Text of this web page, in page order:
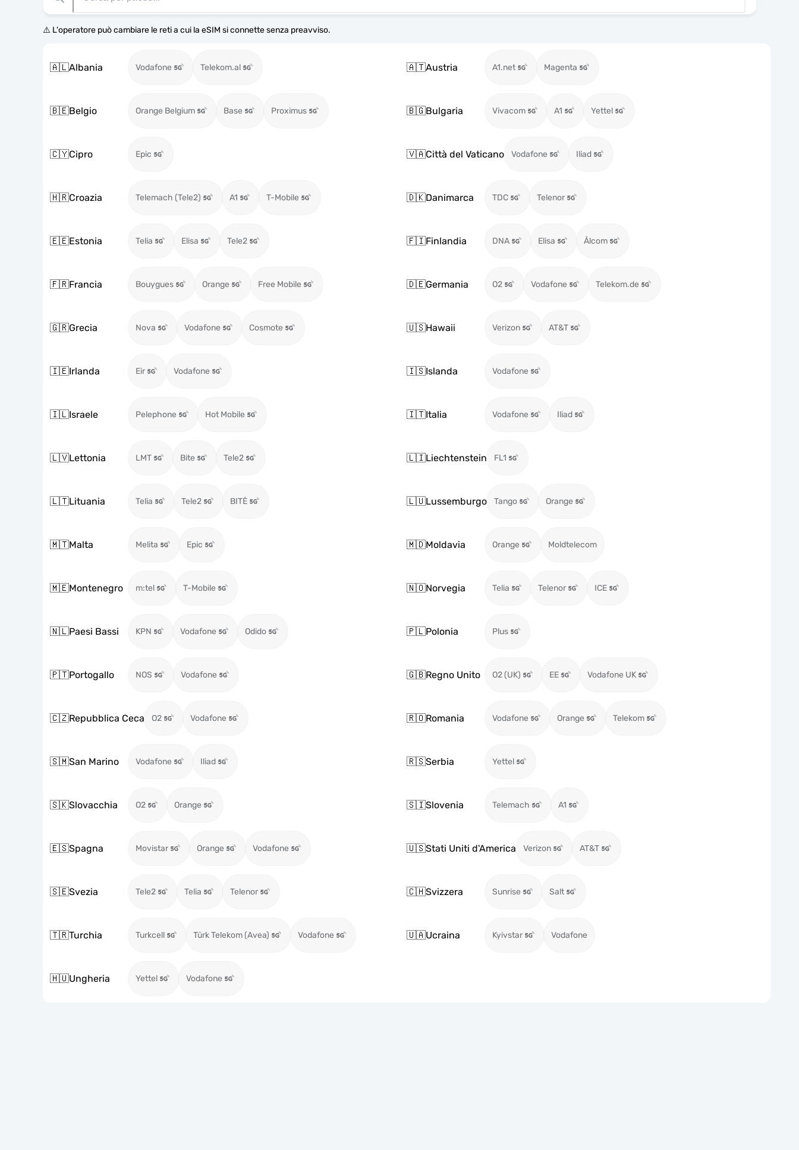
⚠️ L'operatore può cambiare le reti a cui la eSIM si connette senza preavviso.
🇦🇱Albania Vodafone Telekom.al 🇦🇹Austria A1.net Magenta
🇧🇪Belgio Orange Belgium Base Proximus 🇧🇬Bulgaria Vivacom A1 Yettel
🇨🇾Cipro Epic 🇻🇦Città del Vaticano Vodafone Iliad
🇭🇷Croazia Telemach (Tele2) A1 T-Mobile 🇩🇰Danimarca TDC Telenor
🇪🇪Estonia Telia Elisa Tele2 🇫🇮Finlandia DNA Elisa Ålcom
🇫🇷Francia Bouygues Orange Free Mobile 🇩🇪Germania O2 Vodafone Telekom.de
🇬🇷Grecia Nova Vodafone Cosmote 🇺🇸Hawaii Verizon AT&T
🇮🇪Irlanda Eir Vodafone 🇮🇸Islanda Vodafone
🇮🇱Israele Pelephone Hot Mobile 🇮🇹Italia Vodafone Iliad
🇱🇻Lettonia LMT Bite Tele2 🇱🇮Liechtenstein FL1
🇱🇹Lituania Telia Tele2 BITĖ 🇱🇺Lussemburgo Tango Orange
🇲🇹Malta Melita Epic 🇲🇩Moldavia Orange Moldtelecom
🇲🇪Montenegro m:tel T-Mobile 🇳🇴Norvegia Telia Telenor ICE
🇳🇱Paesi Bassi KPN Vodafone Odido 🇵🇱Polonia Plus
🇵🇹Portogallo NOS Vodafone 🇬🇧Regno Unito O2 (UK) EE Vodafone UK
🇨🇿Repubblica Ceca O2 Vodafone 🇷🇴Romania Vodafone Orange Telekom
🇸🇲San Marino Vodafone Iliad 🇷🇸Serbia Yettel
🇸🇰Slovacchia O2 Orange 🇸🇮Slovenia Telemach A1
🇪🇸Spagna Movistar Orange Vodafone 🇺🇸Stati Uniti d'America Verizon AT&T
🇸🇪Svezia Tele2 Telia Telenor 🇨🇭Svizzera Sunrise Salt
🇹🇷Turchia Turkcell Türk Telekom (Avea) Vodafone 🇺🇦Ucraina Kyivstar Vodafone
🇭🇺Ungheria Yettel Vodafone